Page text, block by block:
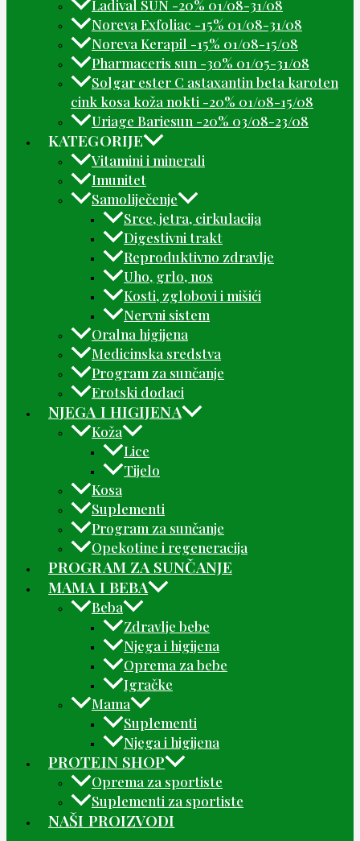
Ladival SUN -20% 01/08-31/08
Noreva Exfoliac -15% 01/08-31/08
Noreva Kerapil -15% 01/08-15/08
Pharmaceris sun -30% 01/05-31/08
Solgar ester C astaxantin beta karoten
cink kosa koža nokti -20% 01/08-15/08
Uriage Bariesun -20% 03/08-23/08
KATEGORIJE
Vitamini i minerali
Imunitet
Samoliječenje
Srce, jetra, cirkulacija
Digestivni trakt
Reproduktivno zdravlje
Uho, grlo, nos
Kosti, zglobovi i mišići
Nervni sistem
Oralna higijena
Medicinska sredstva
Program za sunčanje
Erotski dodaci
NJEGA I HIGIJENA
Koža
Lice
Tijelo
Kosa
Suplementi
Program za sunčanje
Opekotine i regeneracija
PROGRAM ZA SUNČANJE
MAMA I BEBA
Beba
Zdravlje bebe
Njega i higijena
Oprema za bebe
Igračke
Mama
Suplementi
Njega i higijena
PROTEIN SHOP
Oprema za sportiste
Suplementi za sportiste
NAŠI PROIZVODI